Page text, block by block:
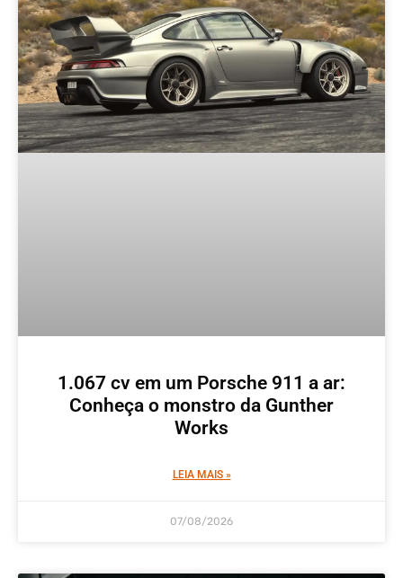
1.067 cv em um Porsche 911 a ar:
Conheça o monstro da Gunther
Works
LEIA MAIS »
07/08/2026